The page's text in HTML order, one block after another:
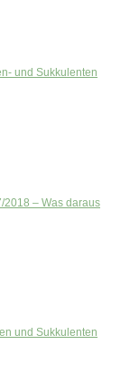
und Sukkulenten
2018 – Was daraus
und Sukkulenten